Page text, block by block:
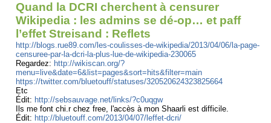
Quand la DCRI cherchent à censurer
Wikipedia : les admins se dé-op… et paff
l’effet Streisand : Reflets
http://blogs.rue89.com/les-coulisses-de-wikipedia/2013/04/06/la-page-
censuree-par-la-dcri-la-plus-lue-de-wikipedia-230065
Regardez: http://wikiscan.org/?
menu=live&date=6&list=pages&sort=hits&filter=main
https://twitter.com/bluetouff/statuses/320520624323825664
Etc
Édit: http://sebsauvage.net/links/?c0uqgw
Ils me font chi.r chez free, l'accès à mon Shaarli est difficile.
Édit: http://bluetouff.com/2013/04/07/leffet-dcri/